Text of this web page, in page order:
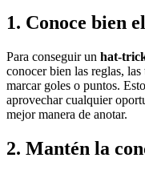
1. Conoce bien
Para conseguir un hat-
conocer bien las reglas,
marcar goles o puntos.
aprovechar cualquier
mejor manera de anotar.
2. Mantén la